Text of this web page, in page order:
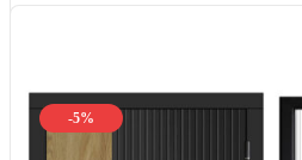
-5%